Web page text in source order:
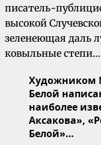
писатель-
высокой
зеленеющая даль
ковыльные
Художником
Белой
наиболее
Аксакова»,
Белой»…